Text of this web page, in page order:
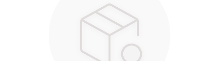
Beyaz Eşya
Mobilya
Küçük Ev Aletleri